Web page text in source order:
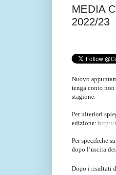
MEDIA
2022/23
Nuovo
tenga conto
stagione.
Per ulteriori
edizione: http://
Per specifiche
dopo l’uscita
Dopo i risultati